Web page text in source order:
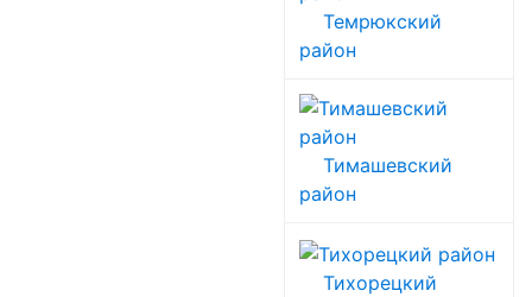
Темрюкский
район
Тимашевский
район
Тихорецкий